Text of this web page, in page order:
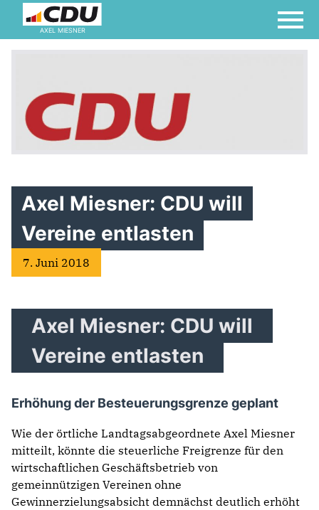
AXEL MIESNER
Axel Miesner: CDU will
Vereine entlasten
7. Juni 2018
Axel Miesner: CDU will
Vereine entlasten
Erhöhung der Besteuerungsgrenze geplant
Wie der örtliche Landtagsabgeordnete Axel Miesner
mitteilt, könnte die steuerliche Freigrenze für den
wirtschaftlichen Geschäftsbetrieb von
gemeinnützigen Vereinen ohne
Gewinnerzielungsabsicht demnächst deutlich erhöht